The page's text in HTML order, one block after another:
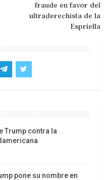
entre el 14 y el 18 de
se opone a la
de Inmigración
los partidos del
fraude en favor del
ultraderechista de la
Espriella
Trump contra la
pone su nombre en